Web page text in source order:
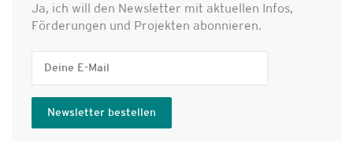
Ja, ich will den Newsletter mit aktuellen Infos,
Förderungen und Projekten abonnieren.